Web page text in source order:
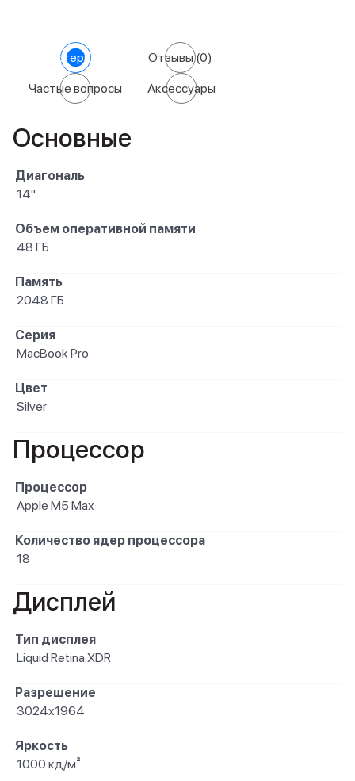
Характеристики Отзывы(0)
Частые вопросы Аксессуары
Основные
Диагональ
14"
Объем оперативной памяти
48 ГБ
Память
2048 ГБ
Серия
MacBook Pro
Цвет
Silver
Процессор
Процессор
Apple M5 Max
Количество ядер процессора
18
Дисплей
Тип дисплея
Liquid Retina XDR
Разрешение
3024x1964
Яркость
1000 кд/м²